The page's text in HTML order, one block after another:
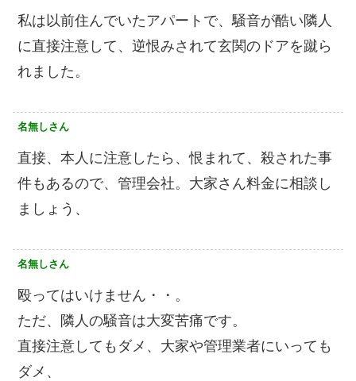
私は以前住んでいたアパートで、騒音が酷い隣人
に直接注意して、逆恨みされて玄関のドアを蹴ら
れました。
名無しさん
直接、本人に注意したら、恨まれて、殺された事
件もあるので、管理会社。大家さん料金に相談し
ましょう、
名無しさん
殴ってはいけません・・。
ただ、隣人の騒音は大変苦痛です。
直接注意してもダメ、大家や管理業者にいっても
ダメ、